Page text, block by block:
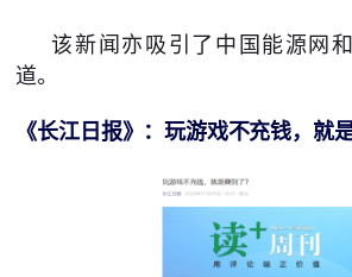
该新闻亦吸引了中国能源网
道。
《长江日报》：玩游戏不充钱，就